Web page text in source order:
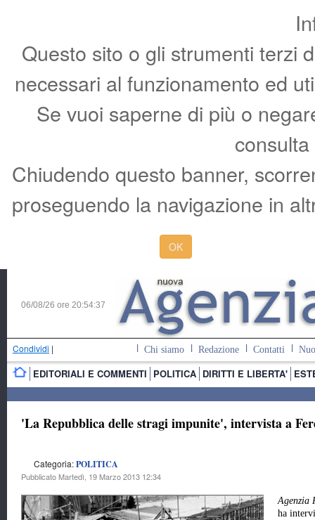
Questo sito o gli strumenti terzi
necessari al funzionamento ed
Se vuoi saperne di più o
Chiudendo questo banner,
proseguendo la navigazione in
OK
06/08/26 ore 20:54:38
Condividi | Chi siamo Redazione Contatti
EDITORIALI E COMMENTI POLITICA DIRITTI E LIBERTA'
'La Repubblica delle stragi impunite', intervista a
Categoria:POLITICA
Pubblicato Martedì, 19 Marzo 2013 12:34
Agenzia
ha